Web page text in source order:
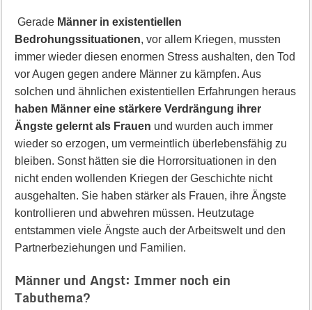
Gerade Männer in existentiellen
Bedrohungssituationen, vor allem Kriegen, mussten
immer wieder diesen enormen Stress aushalten, den Tod
vor Augen gegen andere Männer zu kämpfen. Aus
solchen und ähnlichen existentiellen Erfahrungen heraus
haben Männer eine stärkere Verdrängung ihrer
Ängste gelernt als Frauen und wurden auch immer
wieder so erzogen, um vermeintlich überlebensfähig zu
bleiben. Sonst hätten sie die Horrorsituationen in den
nicht enden wollenden Kriegen der Geschichte nicht
ausgehalten. Sie haben stärker als Frauen, ihre Ängste
kontrollieren und abwehren müssen. Heutzutage
entstammen viele Ängste auch der Arbeitswelt und den
Partnerbeziehungen und Familien.
Männer und Angst: Immer noch ein
Tabuthema?